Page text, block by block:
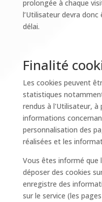
prolongée à chaque
l’Utilisateur devra
délai.
Finalité
Les cookies peuvent
statistiques
rendus à l'Utilisateur,
informations
personnalisation des
réalisées et les
Vous êtes informé que
déposer des cookies
enregistre des
sur le service (les